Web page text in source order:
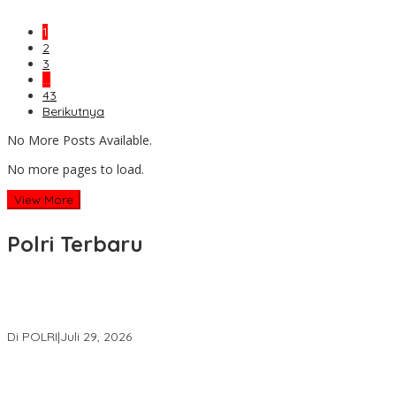
1
2
3
…
43
Berikutnya
No More Posts Available.
No more pages to load.
View More
Polri Terbaru
Di POLRI|Juli 29, 2026